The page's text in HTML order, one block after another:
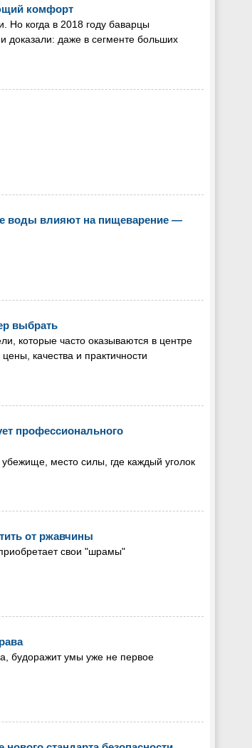
комфорт
Но когда в 2018 году баварцы
доказали: даже в сегменте больших
воды влияют на пищеварение —
выбрать
которые часто оказываются в центре
качества и практичности
профессионального
место силы, где каждый уголок
от ржавчины
свои "шрамы"
будоражит умы уже не первое